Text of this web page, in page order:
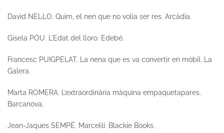
David NEL·LO. Quim, el nen que no volia ser res. Arcàdia.
Gisela POU. L’Edat del lloro. Edebé.
Francesc PUIGPELAT. La nena que es va convertir en mòbil. La
Galera.
Marta ROMERA.
L’extraordinària màquina empaquetapares.
Barcanova.
Jean-Jaques SEMPÉ. Marcel·lí. Blackie Books.